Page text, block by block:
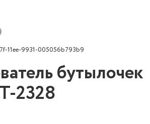
11ee-9931-005056b793b9
бутылочек
2328